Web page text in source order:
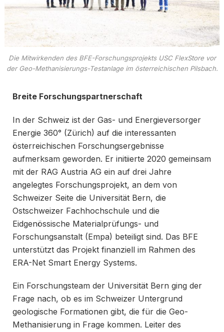
Die Mitwirkenden des BFE-Forschungsprojekts USC FlexStore vor
der Geo-Methanisierungs-Testanlage im österreichischen Pilsbach.
Breite Forschungspartnerschaft
In der Schweiz ist der Gas- und Energieversorger
Energie 360° (Zürich) auf die interessanten
österreichischen Forschungsergebnisse
aufmerksam geworden. Er initiierte 2020 gemeinsam
mit der RAG Austria AG ein auf drei Jahre
angelegtes Forschungsprojekt, an dem von
Schweizer Seite die Universität Bern, die
Ostschweizer Fachhochschule und die
Eidgenössische Materialprüfungs- und
Forschungsanstalt (Empa) beteiligt sind. Das BFE
unterstützt das Projekt finanziell im Rahmen des
ERA-Net Smart Energy Systems.
Ein Forschungsteam der Universität Bern ging der
Frage nach, ob es im Schweizer Untergrund
geologische Formationen gibt, die für die Geo-
Methanisierung in Frage kommen. Leiter des